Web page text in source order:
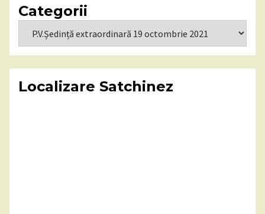
Categorii
Localizare Satchinez